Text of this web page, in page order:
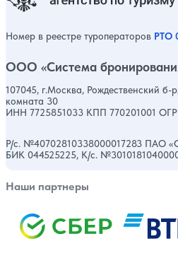
Номер в реестре туроператоров РТО
ООО «Система
107045, г.Москва, Рождественский
комната 30
ИНН 7725851033 КПП 770201001
Р/с. №40702810338000017283 ПАО
БИК 044525225, К/с.
Наши партнеры